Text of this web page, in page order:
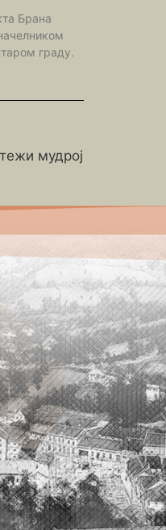
Брана
граду.
мудрој